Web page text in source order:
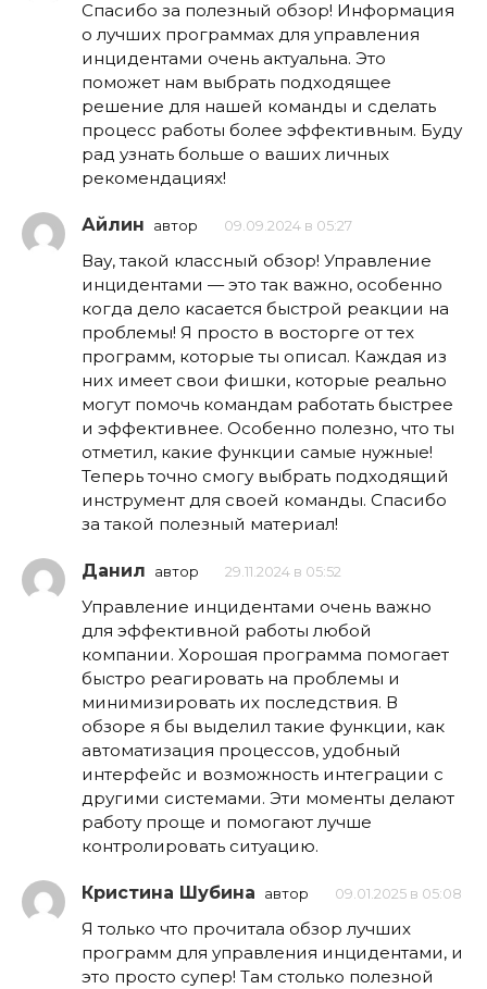
Спасибо за полезный обзор! Информация
о лучших программах для управления
инцидентами очень актуальна. Это
поможет нам выбрать подходящее
решение для нашей команды и сделать
процесс работы более эффективным. Буду
рад узнать больше о ваших личных
рекомендациях!
Айлин автор 09.09.2024 в 05:27
Вау, такой классный обзор! Управление
инцидентами — это так важно, особенно
когда дело касается быстрой реакции на
проблемы! Я просто в восторге от тех
программ, которые ты описал. Каждая из
них имеет свои фишки, которые реально
могут помочь командам работать быстрее
и эффективнее. Особенно полезно, что ты
отметил, какие функции самые нужные!
Теперь точно смогу выбрать подходящий
инструмент для своей команды. Спасибо
за такой полезный материал!
Данил автор 29.11.2024 в 05:52
Управление инцидентами очень важно
для эффективной работы любой
компании. Хорошая программа помогает
быстро реагировать на проблемы и
минимизировать их последствия. В
обзоре я бы выделил такие функции, как
автоматизация процессов, удобный
интерфейс и возможность интеграции с
другими системами. Эти моменты делают
работу проще и помогают лучше
контролировать ситуацию.
Кристина Шубина автор 09.01.2025 в 05:08
Я только что прочитала обзор лучших
программ для управления инцидентами, и
это просто супер! Там столько полезной